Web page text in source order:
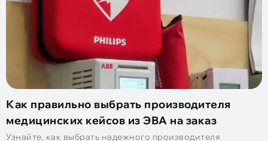
Как правильно выбрать производителя
медицинских кейсов из ЭВА на заказ
Узнайте, как выбрать надежного производителя